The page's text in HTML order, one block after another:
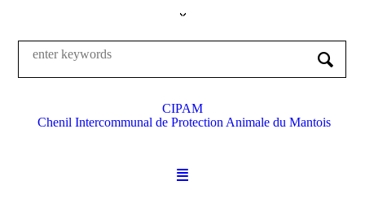
CIPAM
Chenil Intercommunal de Protection Animale du Mantois